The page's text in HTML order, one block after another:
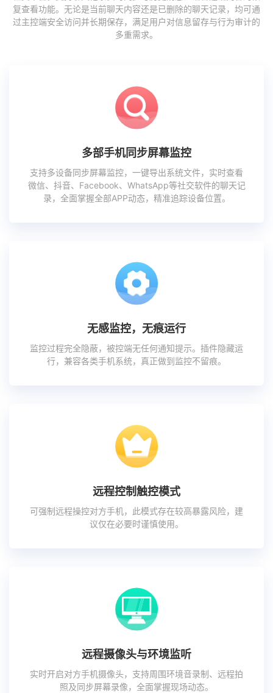
复查看功能。无论是当前聊天内容还是已删除的聊天记录，均可通
过主控端安全访问并长期保存，满足用户对信息留存与行为审计的
多重需求。
多部手机同步屏幕监控
支持多设备同步屏幕监控，一键导出系统文件，实时查看
微信、抖音、Facebook、WhatsApp等社交软件的聊天记
录，全面掌握全部APP动态，精准追踪设备位置。
无感监控，无痕运行
监控过程完全隐蔽，被控端无任何通知提示。插件隐藏运
行，兼容各类手机系统，真正做到监控不留痕。
远程控制触控模式
可强制远程操控对方手机，此模式存在较高暴露风险，建
议仅在必要时谨慎使用。
远程摄像头与环境监听
实时开启对方手机摄像头，支持周围环境音录制、远程拍
照及同步屏幕录像，全面掌握现场动态。